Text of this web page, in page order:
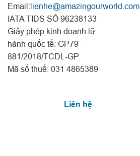
Email:lienhe@amazingourworld.com
IATA TIDS SỐ 96238133
Giấy phép kinh doanh lữ
hành quốc tế: GP79-
881/2018/TCDL-GP.
Mã số thuế: 031 4865389
Liên hệ